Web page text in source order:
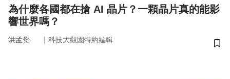
為什麼各國都在搶 AI 晶片？一顆晶片真的能影
響世界嗎？
洪孟樊 ｜ 科技大觀園特約編輯
儲